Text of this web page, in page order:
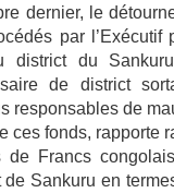
dernier, le
par l’Exécutif
district du
de district
responsables de
ces fonds, rapporte
Francs
Sankuru en